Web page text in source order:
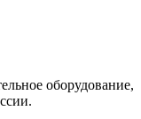
оборудование,